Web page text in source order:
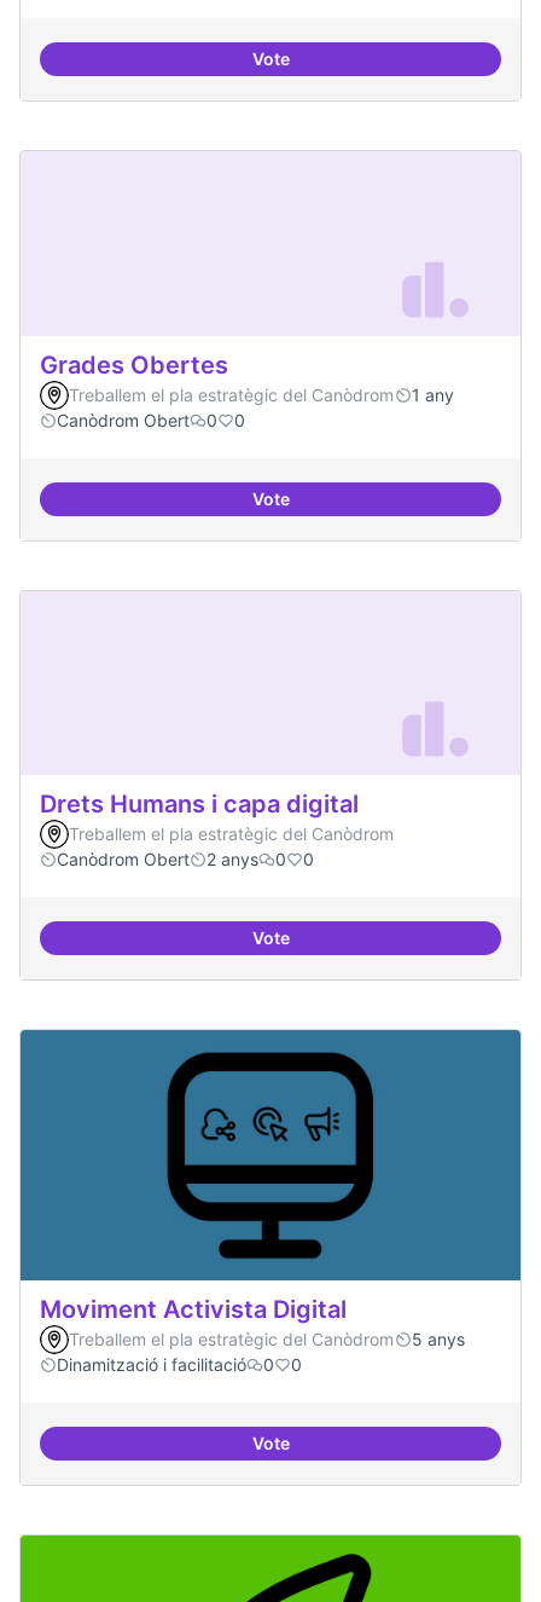
VoteDigitalització de l'administració
Grades Obertes
Treballem el pla estratègic del Canòdrom
1 any
Canòdrom Obert
0 0
VoteGrades Obertes
Drets Humans i capa digital
Treballem el pla estratègic del Canòdrom
Canòdrom Obert
2 anys 0 0
VoteDrets Humans i capa digital
Moviment Activista Digital
Treballem el pla estratègic del Canòdrom
5 anys
Dinamització i facilitació
0 0
VoteMoviment Activista Digital